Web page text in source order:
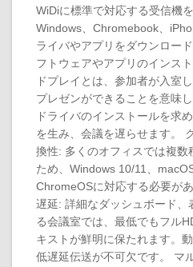
WiDiに標準で対応する受信機
Windows、Chromebook、
ライバやアプリをダウンロー
フトウェアやアプリのインス
ドプレイとは、参加者が入室
プレゼンができることを意味
ドライバのインストールを求
を生み、会議を遅らせます。
換性: 多くのオフィスでは複数
ため、Windows 10/11、
ChromeOSに対応する必要が
遅延: 詳細なダッシュボード、
る会議室では、最低でもフル
キストが鮮明に保たれます。
低遅延伝送が不可欠です。 マ